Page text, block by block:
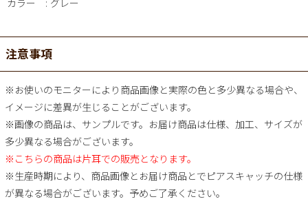
注意事項
※お使いのモニターにより商品画像と実際の色と多少異なる場合や、
イメージに差異が生じることがございます。
※画像の商品は、サンプルです。お届け商品は仕様、加工、サイズが
多少異なる場合がございます。
※こちらの商品は片耳での販売となります。
※生産時期により、商品画像とお届け商品とでピアスキャッチの仕様
が異なる場合がございます。予めご了承ください。